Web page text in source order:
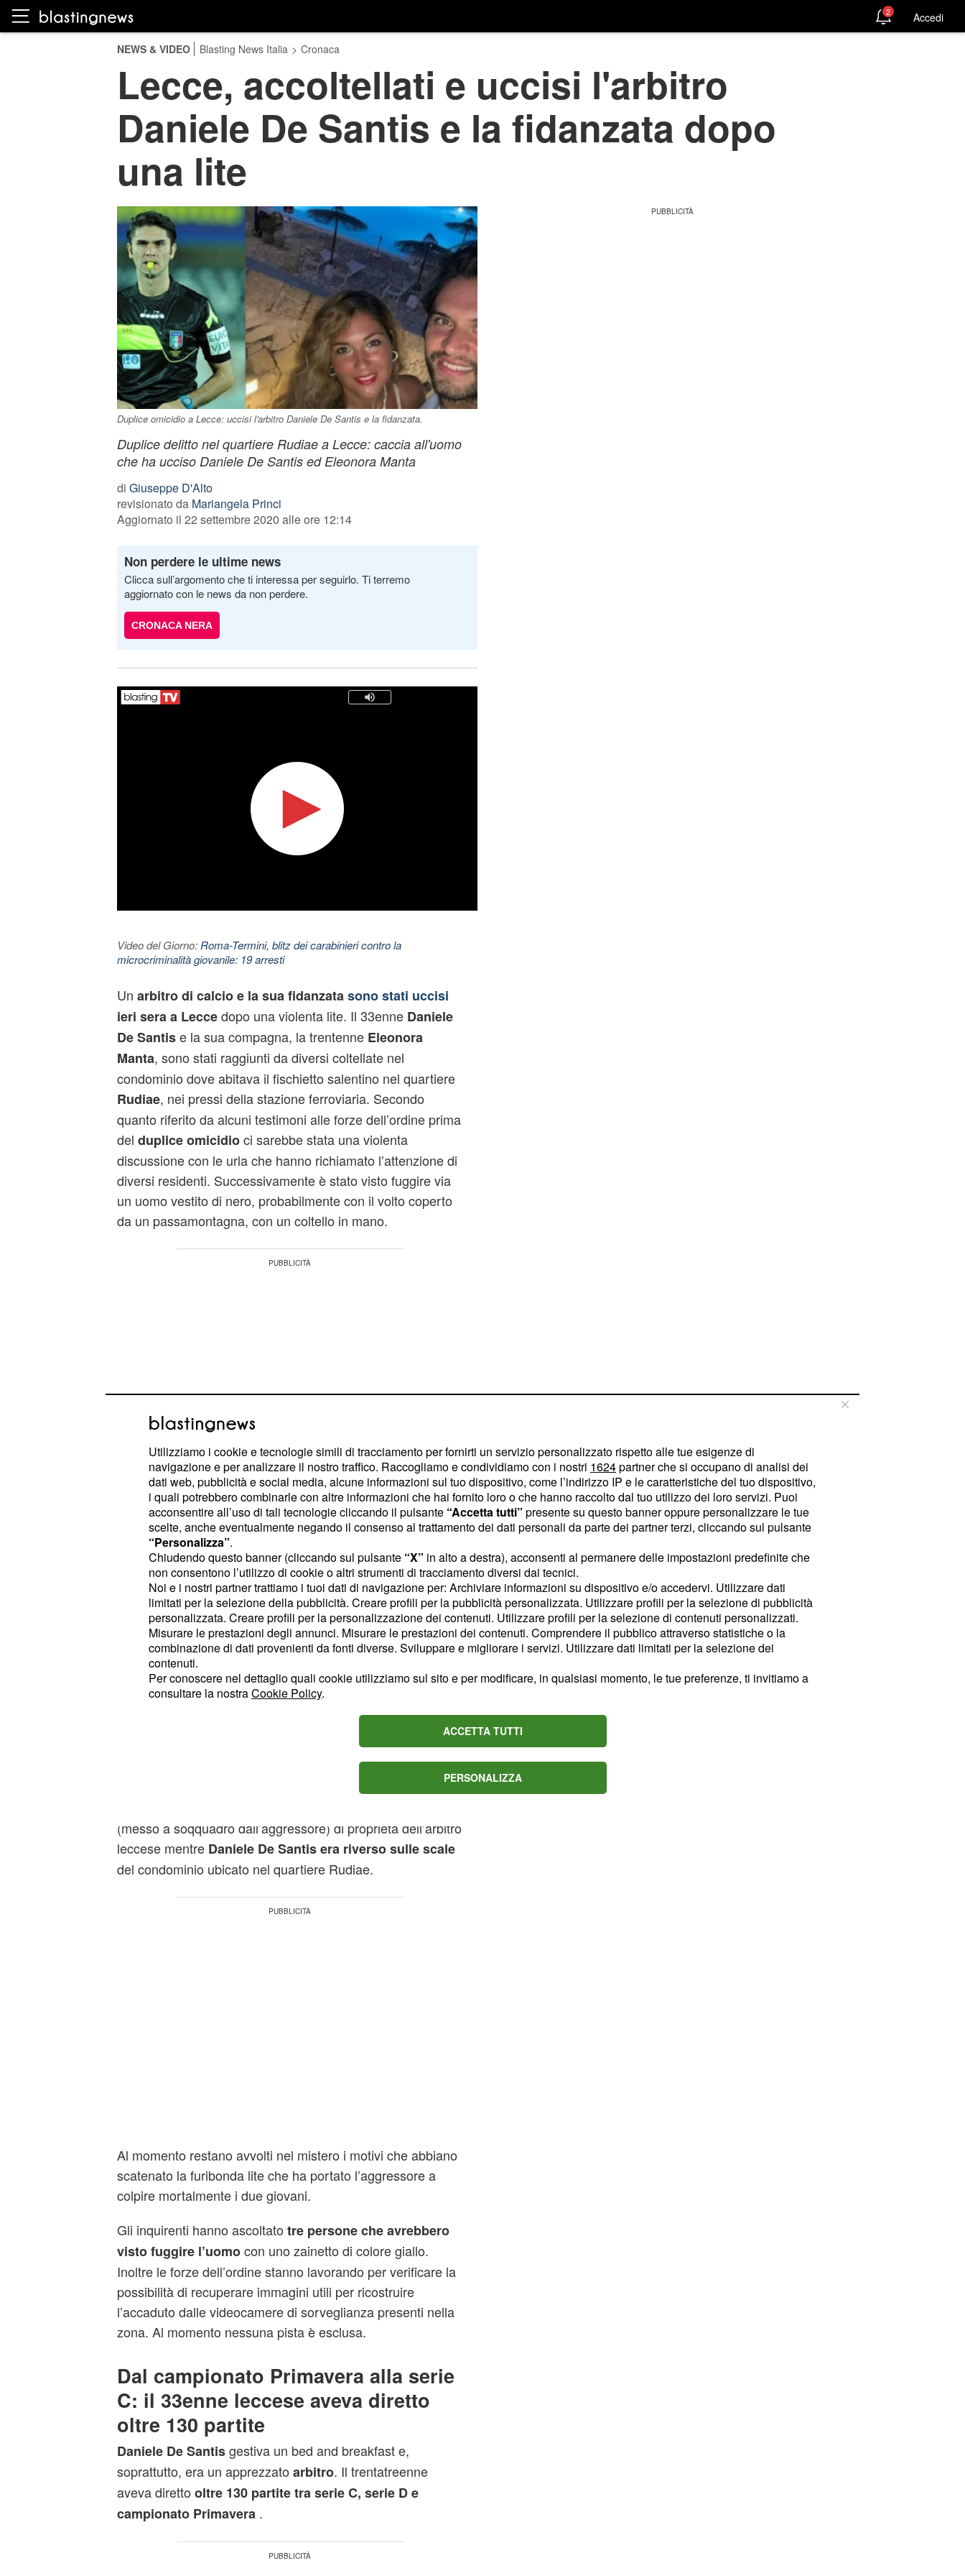
2 Accedi
NEWS & VIDEO Blasting News Italia > Cronaca
Lecce, accoltellati e uccisi l'arbitro
Daniele De Santis e la fidanzata dopo
una lite
Duplice omicidio a Lecce: uccisi l'arbitro Daniele De Santis e la fidanzata.
Duplice delitto nel quartiere Rudiae a Lecce: caccia all'uomo
che ha ucciso Daniele De Santis ed Eleonora Manta
di Giuseppe D'Alto
revisionato da Mariangela Princi
Aggiornato il 22 settembre 2020 alle ore 12:14
Non perdere le ultime news
Clicca sull’argomento che ti interessa per seguirlo. Ti terremo
aggiornato con le news da non perdere.
CRONACA NERA
Video del Giorno: Roma-Termini, blitz dei carabinieri contro la
microcriminalità giovanile: 19 arresti
Un arbitro di calcio e la sua fidanzatasono stati uccisi
ieri sera a Leccedopo una violenta lite. Il 33enne Daniele
De Santise la sua compagna, la trentenne Eleonora
Manta, sono stati raggiunti da diversi coltellate nel
condominio dove abitava il fischietto salentino nel quartiere
Rudiae, nei pressi della stazione ferroviaria. Secondo
quanto riferito da alcuni testimoni alle forze dell’ordine prima
del duplice omicidioci sarebbe stata una violenta
discussione con le urla che hanno richiamato l’attenzione di
diversi residenti. Successivamente è stato visto fuggire via
un uomo vestito di nero, probabilmente con il volto coperto
da un passamontagna, con un coltello in mano.
Immediato l’intervento degli operatori del soccorso del 118
che non hanno potuto fare altro che accertare il decesso di
De Santis e della fidanzata a causa delle profonde ferite
provocate dai colpi dell'arma da taglio. Sul posto i carabinieri
del Nucleo operativo e Leonardo Leone De Castris, capo
della Procura di Lecce.
La violenta discussione prima del
duplice delitto nell'appartamento di
Daniele De Santis
Il luogo del delitto è stato circoscritto e passato al setaccio
dai militari del reparto investigazioni scientifiche di Lecce nel
tentativo di recuperare ogni elemento utile per ricostruire il
Eleonora Manta
, originaria di
(messo a soqquadro dall’aggressore) di proprietà dell’arbitro
leccese mentreDaniele De Santis era riverso sulle scale
del condominio ubicato nel quartiere Rudiae.
Al momento restano avvolti nel mistero i motivi che abbiano
scatenato la furibonda lite che ha portato l’aggressore a
colpire mortalmente i due giovani.
Gli inquirenti hanno ascoltato tre persone che avrebbero
visto fuggire l’uomocon uno zainetto di colore giallo.
Inoltre le forze dell’ordine stanno lavorando per verificare la
possibilità di recuperare immagini utili per ricostruire
l’accaduto dalle videocamere di sorveglianza presenti nella
zona. Al momento nessuna pista è esclusa.
Dal campionato Primavera alla serie
C: il 33enne leccese aveva diretto
oltre 130 partite
Daniele De Santisgestiva un bed and breakfast e,
soprattutto, era un apprezzato arbitro. Il trentatreenne
aveva diretto oltre 130 partite tra serie C, serie D e
campionato Primavera .
Utilizziamo i cookie e tecnologie simili di tracciamento per fornirti un servizio personalizzato rispetto alle tue esigenze di
navigazione e per analizzare il nostro traffico. Raccogliamo e condividiamo con i nostri 1624partner che si occupano di analisi dei
dati web, pubblicità e social media, alcune informazioni sul tuo dispositivo, come l’indirizzo IP e le caratteristiche del tuo dispositivo,
i quali potrebbero combinarle con altre informazioni che hai fornito loro o che hanno raccolto dal tuo utilizzo dei loro servizi. Puoi
acconsentire all’uso di tali tecnologie cliccando il pulsante “Accetta tutti” presente su questo banner oppure personalizzare le tue
scelte, anche eventualmente negando il consenso al trattamento dei dati personali da parte dei partner terzi, cliccando sul pulsante
“Personalizza”.
Chiudendo questo banner (cliccando sul pulsante “X” in alto a destra), acconsenti al permanere delle impostazioni predefinite che
non consentono l’utilizzo di cookie o altri strumenti di tracciamento diversi dai tecnici.
Noi e i nostri partner trattiamo i tuoi dati di navigazione per: Archiviare informazioni su dispositivo e/o accedervi. Utilizzare dati
limitati per la selezione della pubblicità. Creare profili per la pubblicità personalizzata. Utilizzare profili per la selezione di pubblicità
personalizzata. Creare profili per la personalizzazione dei contenuti. Utilizzare profili per la selezione di contenuti personalizzati.
Misurare le prestazioni degli annunci. Misurare le prestazioni dei contenuti. Comprendere il pubblico attraverso statistiche o la
combinazione di dati provenienti da fonti diverse. Sviluppare e migliorare i servizi. Utilizzare dati limitati per la selezione dei
contenuti.
Per conoscere nel dettaglio quali cookie utilizziamo sul sito e per modificare, in qualsiasi momento, le tue preferenze, ti invitiamo a
consultare la nostraCookie Policy.
ACCETTA TUTTI
PERSONALIZZA